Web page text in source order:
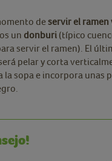
deservir el ramen
un donburi (típico
servir el ramen). El
pelar y corta
la sopa e incorpora unas